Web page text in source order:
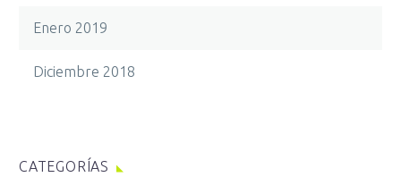
Enero 2019
Diciembre 2018
CATEGORÍAS